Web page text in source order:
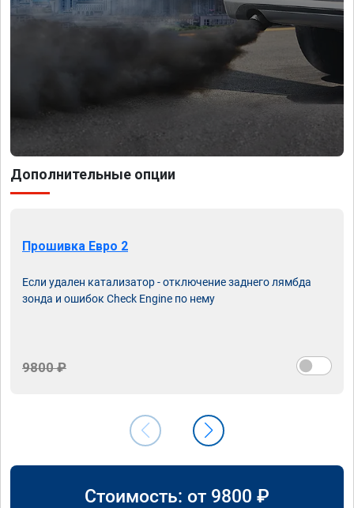
Дополнительные опции
Прошивка Евро 2
Если удален катализатор - отключение заднего лямбда
зонда и ошибок Check Engine по нему
9800 ₽
Стоимость: от 9800 ₽